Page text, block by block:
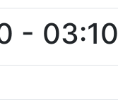
- 03:10